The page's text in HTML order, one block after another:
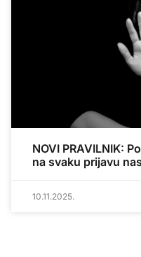
NOVI PRAVILNIK:
na svaku prijavu
10.11.2025.